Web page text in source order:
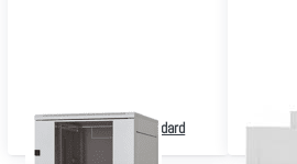
Serverschrank Standard